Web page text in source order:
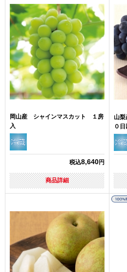
岡山産 シャインマスカット １房
入
税込8,640円
商品詳細
山
０